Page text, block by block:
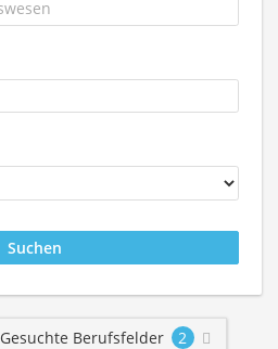
Gesuchte Berufsfelder
2